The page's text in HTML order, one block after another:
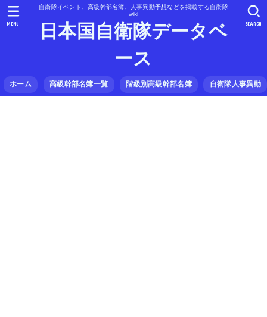
自衛隊イベント、高級幹部名簿、人事異動予想などを掲載する自衛隊
wiki
日本国自衛隊データベ
ース
ホーム 高級幹部名簿一覧 階級別高級幹部名簿 自衛隊人事異動
SEARCH
MENU